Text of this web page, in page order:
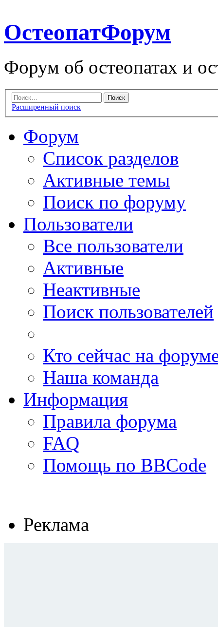
ОстеопатФорум
Форум об остеопатах и
Расширенный поиск
Форум
Список разделов
Активные темы
Поиск по форуму
Пользователи
Все пользователи
Активные
Неактивные
Поиск пользователей
Кто сейчас на
Наша команда
Информация
Правила форума
FAQ
Помощь по BBCode
Реклама